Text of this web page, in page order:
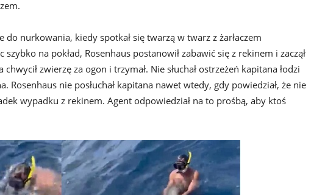
do nurkowania, kiedy spotkał się twarzą w twarz z żarłaczem
na pokład, Rosenhaus postanowił zabawić się z rekinem i zaczął
zwierzę za ogon i trzymał. Nie słuchał ostrzeżeń kapitana łodzi
Rosenhaus nie posłuchał kapitana nawet wtedy, gdy powiedział, że nie
wypadku z rekinem. Agent odpowiedział na to prośbą, aby ktoś